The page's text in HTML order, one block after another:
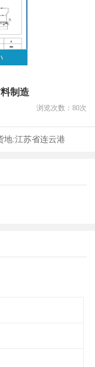
制造
浏览次数： 80次
地:江苏省连云港